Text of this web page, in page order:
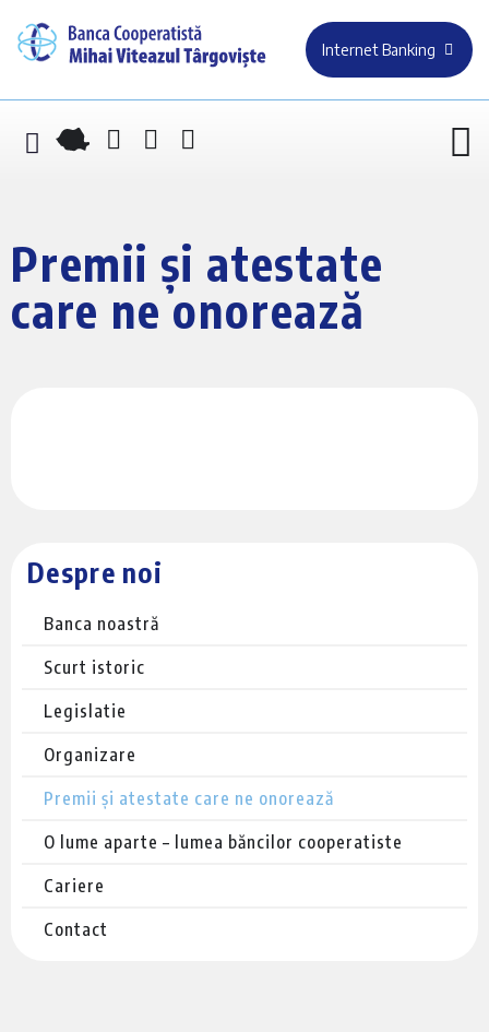
Internet Banking
Premii și atestate
care ne onorează
Despre noi
Banca noastră
Scurt istoric
Legislatie
Organizare
Premii și atestate care ne onorează
O lume aparte – lumea băncilor cooperatiste
Cariere
Contact